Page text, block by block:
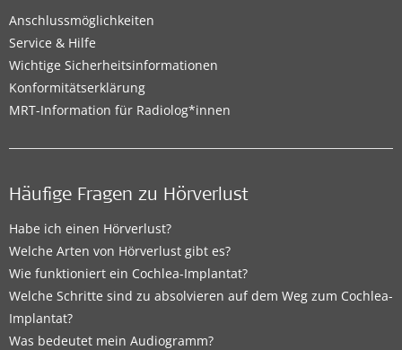
Anschlussmöglichkeiten
Service & Hilfe
Wichtige Sicherheitsinformationen
Konformitätserklärung
MRT-Information für Radiolog*innen
Häufige Fragen zu Hörverlust
Habe ich einen Hörverlust?
Welche Arten von Hörverlust gibt es?
Wie funktioniert ein Cochlea-Implantat?
Welche Schritte sind zu absolvieren auf dem Weg zum Cochlea-
Implantat?
Was bedeutet mein Audiogramm?